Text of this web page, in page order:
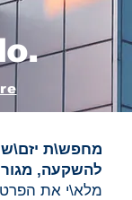
מחפש\ת
להשקעה,
מלא\י את